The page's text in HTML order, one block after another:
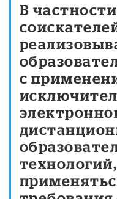
В
с